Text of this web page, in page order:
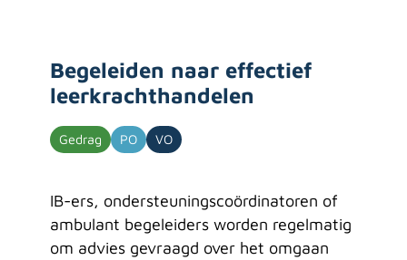
Begeleiden naar effectief
leerkrachthandelen
Gedrag PO VO
IB-ers, ondersteuningscoördinatoren of
ambulant begeleiders worden regelmatig
om advies gevraagd over het omgaan